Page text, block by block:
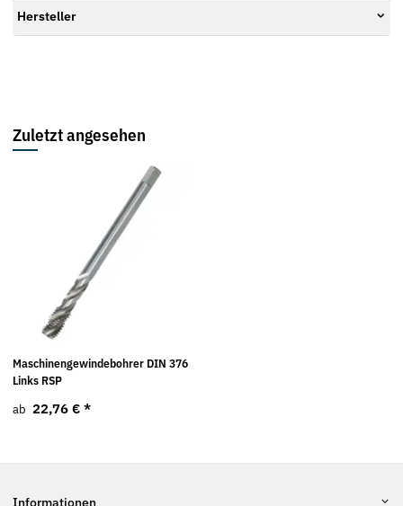
Hersteller
Zuletzt angesehen
Maschinengewindebohrer DIN 376
Links RSP
ab 22,76 € *
Informationen